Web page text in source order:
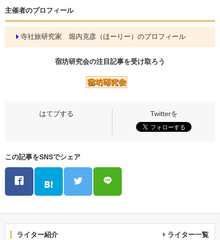
主催者のプロフィール
寺社旅研究家 堀内克彦（ほーりー）のプロフィール
宿坊研究会の注目記事を受け取ろう
この記事をSNSでシェア
ライター紹介 ライター一覧